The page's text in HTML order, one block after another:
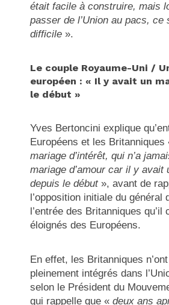
était facile à construire, mais
passer de l’Union au pacs, ce
difficile ».
Le couple Royaume-Uni /
européen : « Il y avait un
le début »
Yves Bertoncini explique
Européens et les
mariage d’intérêt, qui n’a
mariage d’amour car il y avait
depuis le début», avant de
l’opposition initiale du général
l’entrée des Britanniques
éloignés des Européens.
En effet, les Britanniques
pleinement intégrés dans
selon le Président du
qui rappelle que «deux ans